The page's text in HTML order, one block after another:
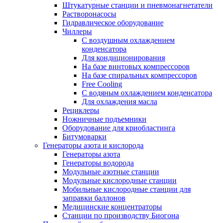
Штукатурные станции и пневмонагнетатели
Растворонасосы
Гидравлическое оборудование
Чиллеры
С воздушным охлаждением
конденсатора
Для кондиционирования
На базе винтовых компрессоров
На базе спиральных компрессоров
Free Cooling
С водяным охлаждением конденсатора
Для охлаждения масла
Рециклеры
Ножничные подъемники
Оборудование для криобластинга
Битумоварки
Генераторы азота и кислорода
Генераторы азота
Генераторы водорода
Модульные азотные станции
Модульные кислородные станции
Мобильные кислородные станции для
заправки баллонов
Медицинские концентраторы
Станции по производству Биогона